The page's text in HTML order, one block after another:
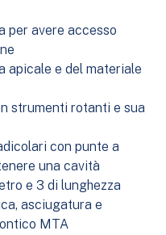
per avere accesso
apicale e del materiale
strumenti rotanti e sua
con punte a
una cavità
e 3 di lunghezza
asciugatura e
MTA